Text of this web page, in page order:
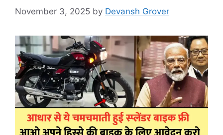
November 3, 2025 by Devansh Grover